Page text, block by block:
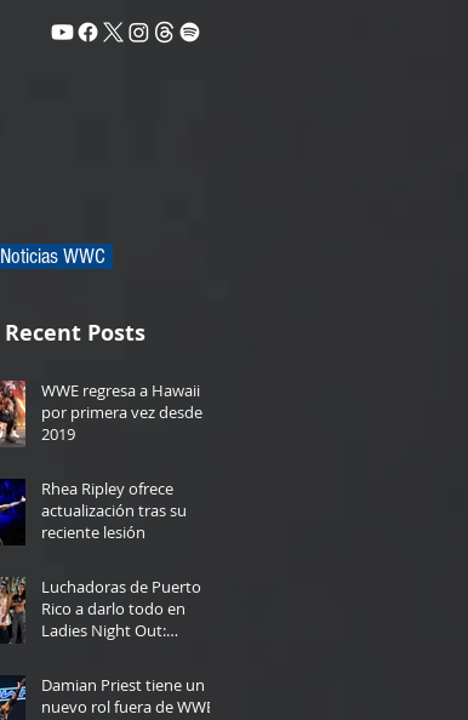
Noticias WWC
Recent Posts
WWE regresa a Hawaii
por primera vez desde
2019
Rhea Ripley ofrece
actualización tras su
reciente lesión
Luchadoras de Puerto
Rico a darlo todo en
Ladies Night Out:
Damian Priest tiene un
nuevo rol fuera de WWE